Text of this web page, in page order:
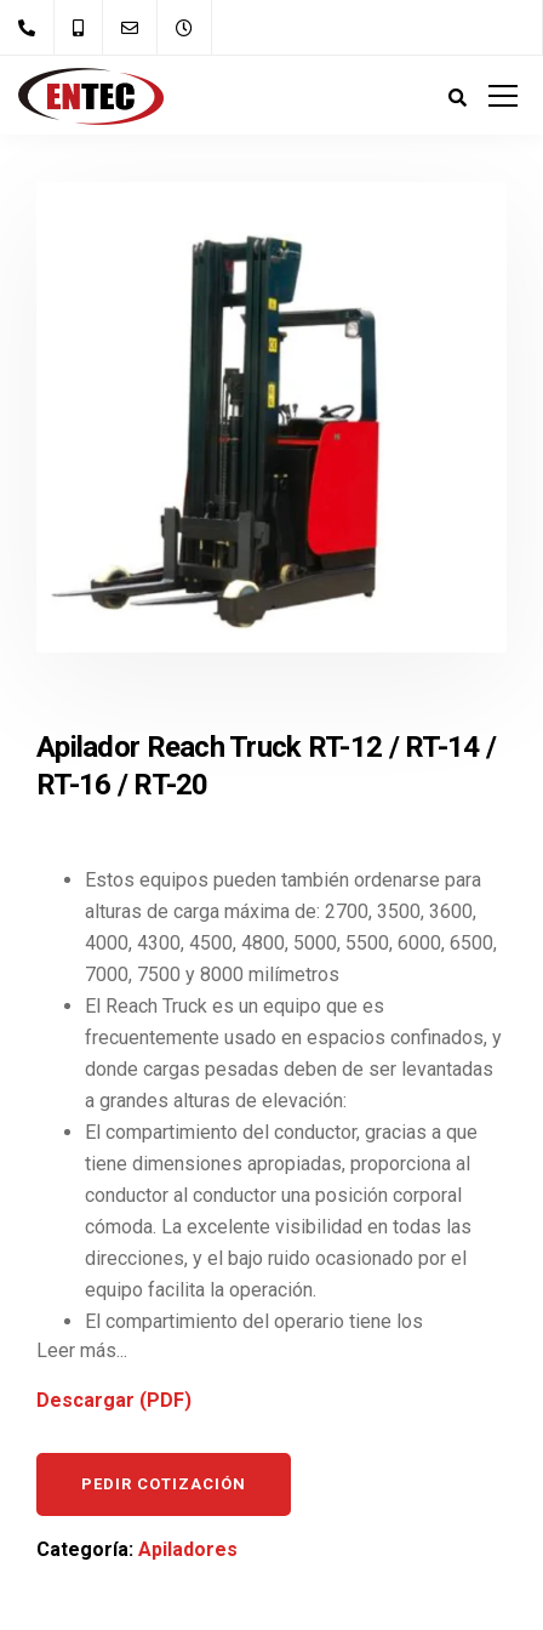
Apilador Reach Truck RT-12 / RT-14 /
RT-16 / RT-20
Estos equipos pueden también ordenarse para
alturas de carga máxima de: 2700, 3500, 3600,
4000, 4300, 4500, 4800, 5000, 5500, 6000, 6500,
7000, 7500 y 8000 milímetros
El Reach Truck es un equipo que es
frecuentemente usado en espacios confinados, y
donde cargas pesadas deben de ser levantadas
a grandes alturas de elevación:
El compartimiento del conductor, gracias a que
tiene dimensiones apropiadas, proporciona al
conductor al conductor una posición corporal
cómoda. La excelente visibilidad en todas las
direcciones, y el bajo ruido ocasionado por el
equipo facilita la operación.
El compartimiento del operario tiene los
controles de las funciones hidráulicas, control de
estos controles están a una distancia apropiada
del conductor para que puedan ser alcanzados y
manejados fácilmente. Reposabrazos
acolchados, alfombra de gomas y perillas de
control recubiertas con resina garantizan
Leer más...
Descargar (PDF)
PEDIR COTIZACIÓN
Categoría: Apiladores